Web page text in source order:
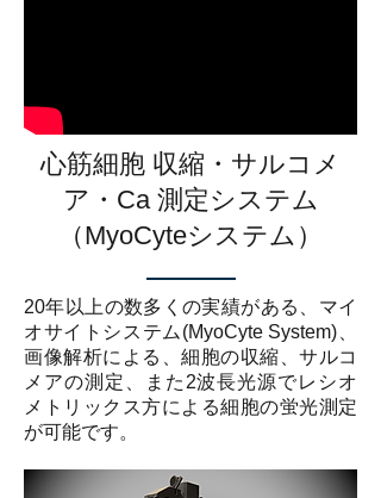
心筋細胞 収縮・サルコメ
ア・Ca 測定システム
（MyoCyteシステム）
20年以上の数多くの実績がある、マイ
オサイトシステム(MyoCyte System)、
画像解析による、細胞の収縮、サルコ
メアの測定、また2波長光源でレシオ
メトリックス方による細胞の蛍光測定
が可能です。